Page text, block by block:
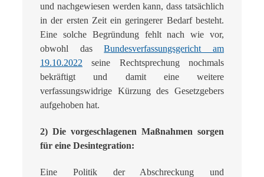
und nachgewiesen werden kann, dass tatsächlich
in der ersten Zeit ein geringerer Bedarf besteht.
Eine solche Begründung fehlt nach wie vor,
obwohl dasBundesverfassungsgericht am
19.10.2022 seine Rechtsprechung nochmals
bekräftigt und damit eine weitere
verfassungswidrige Kürzung des Gesetzgebers
aufgehoben hat.
2) Die vorgeschlagenen Maßnahmen sorgen
für eine Desintegration:
Eine Politik der Abschreckung und